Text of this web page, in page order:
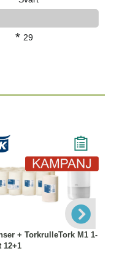
* 29
+ TorkrulleTork M1 1-
12+1
Läs mer